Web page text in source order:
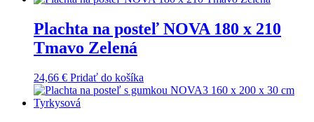
Plachta na posteľ NOVA 180 x 210
Tmavo Zelená
24,66 € Pridať do košíka